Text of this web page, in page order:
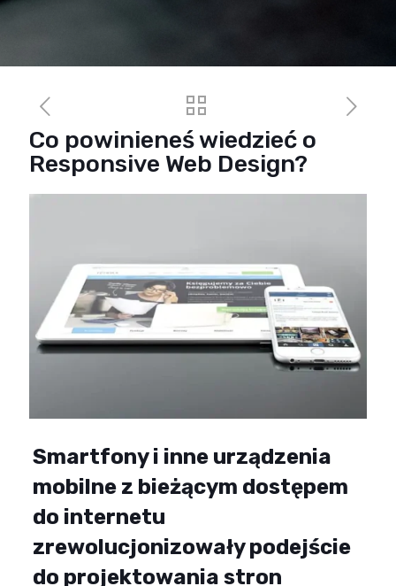
Co powinieneś wiedzieć o
Responsive Web Design?
Smartfony i inne urządzenia
mobilne z bieżącym dostępem
do internetu
zrewolucjonizowały podejście
do projektowania stron